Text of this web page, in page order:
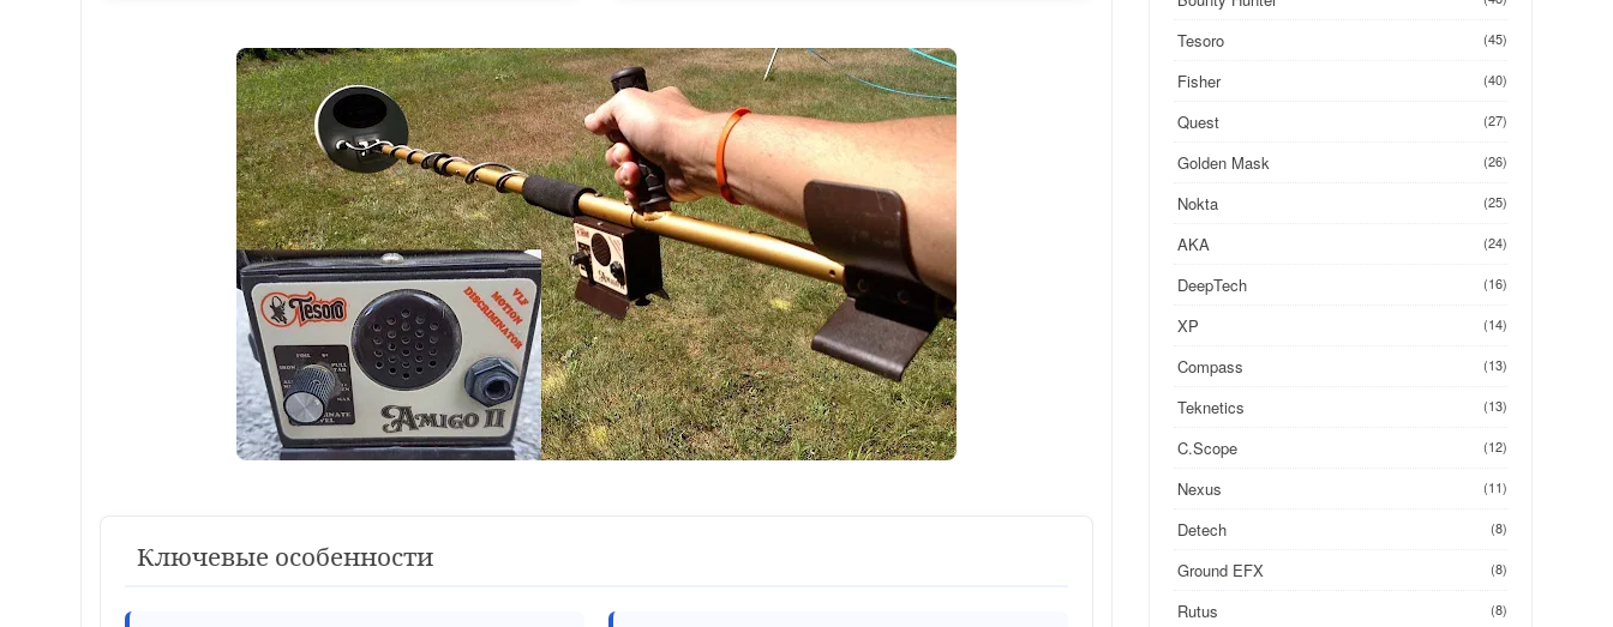
Ключевые особенности
Tesoro (45)
Fisher (40)
Quest (27)
Golden Mask (26)
Nokta (25)
AKA (24)
DeepTech (16)
XP (14)
Compass (13)
Teknetics (13)
C.Scope (12)
Nexus (11)
Detech (8)
Ground EFX (8)
Rutus (8)